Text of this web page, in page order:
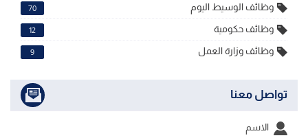
وظائف الوسيط اليوم 70
وظائف حكومية 12
وظائف وزارة العمل 9
تواصل معنا
الاسم